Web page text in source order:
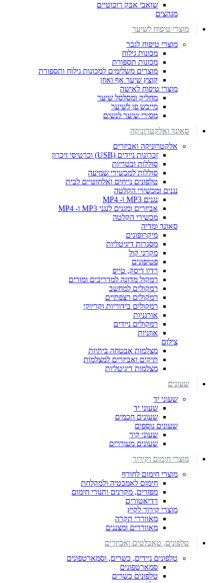
שואבי אבק רובוטיים
מגהצים
מוצרי טיפוח לשיער
מוצרי טיפוח לגבר
מכונות גילוח
מכונות תספורת
מוצרים משלימים למכונות גילוח ותספורת
קוצץ שיער אף ואוזן
מוצרי טיפוח לאישה
מחליק ומסלסל שיער
מייבש פן לשיער
מסירי שיער לנשים
סאונד ואלקטרוניקה
אלקטרוניקה ואביזרים
זכרונות ניידים (USB) וכרטיסי זיכרון
סוללות ובטריות
סוללות למכשירי שמיעה
טלפונים נייחים ואלחוטיים לבית
נגנים ומכשירי הקלטה
נגנים MP3 ו- MP4
אביזרים ומגנים לנגני MP3 ו- MP4
מכשירי הקלטה
סאונד ומדיה
מיקרופונים
מסגרות דיגיטליות
מקרני קול
פטיפונים
רדיו דיסק, טייפ
רמקול מדונה למדריכים ומורים
רמקולים למחשב
רמקולים רצפתיים
רמקולים בידוריות וקריוקי
אורגניות
רמקולים ניידים
אוזניות
צילום
מצלמות אבטחה ביתיות
תיקים ואביזרים למצלמות
מצלמות דיגיטליות
שעונים
שעוני יד
שעוני יד
שעונים חכמים
שעונים נוספים
שעוני קיר
שעונים מעוררים
מוצרי חימום וקירור
מוצרי חימום לחורף
חימום לאמבטיה ולמקלחת
מפזרים, מקרנים ותנורי חימום
רדיאטורים
מוצרי קירור לקיץ
מאווררי תקרה
מאווררים ומצננים
טלפונים, טאבלטים ואביזרים
טלפונים ניידים, כשרים, וסמארטפונים
סמארטפונים
טלפונים כשרים